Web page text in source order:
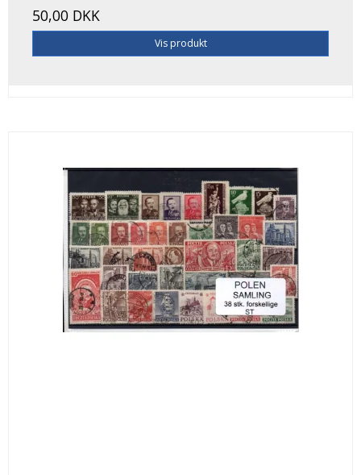
50,00 DKK
Vis produkt